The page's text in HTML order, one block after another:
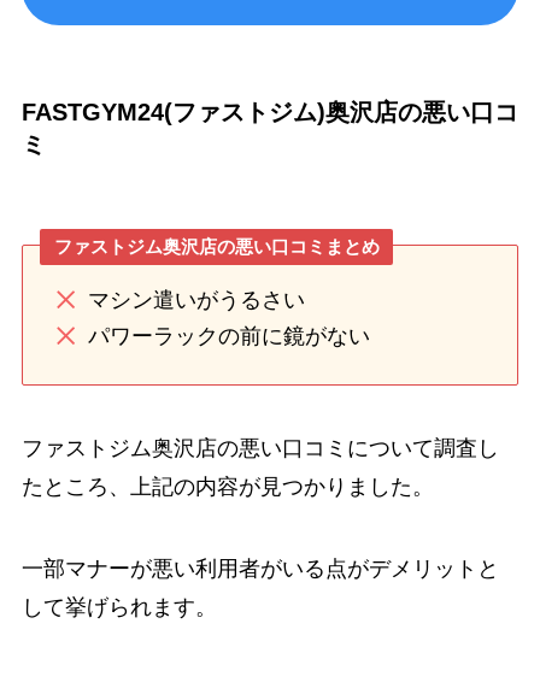
FASTGYM24(ファストジム)奥沢店の悪い口コ
ミ
ファストジム奥沢店の悪い口コミまとめ
マシン遣いがうるさい
パワーラックの前に鏡がない
ファストジム奥沢店の悪い口コミについて調査し
たところ、上記の内容が見つかりました。
一部マナーが悪い利用者がいる点がデメリットと
して挙げられます。